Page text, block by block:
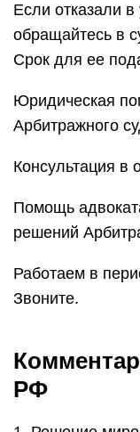
Если отказали в
обращайтесь в
Срок для ее
Юридическая
Арбитражного
Консультация в
Помощь
решений
Работаем в
Звоните.
РФ